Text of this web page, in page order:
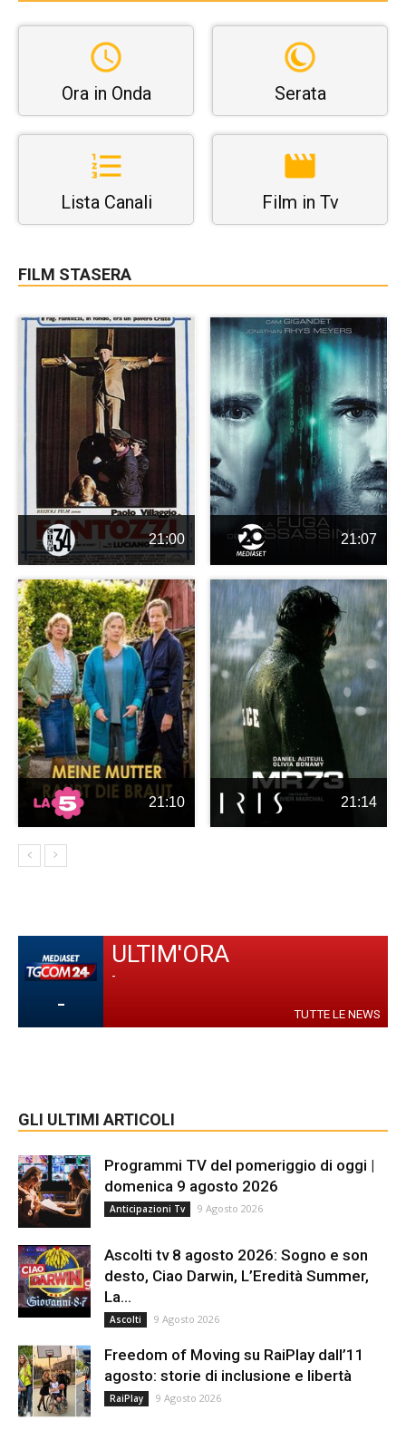
Ora in Onda Serata
Lista Canali Film in Tv
FILM STASERA
21:00 21:07
21:10 21:14
-
ULTIM'ORA
-
TUTTE LE NEWS
GLI ULTIMI ARTICOLI
Programmi TV del pomeriggio di oggi |
domenica 9 agosto 2026
Anticipazioni Tv 9 Agosto 2026
Ascolti tv 8 agosto 2026: Sogno e son
desto, Ciao Darwin, L’Eredità Summer,
La...
Ascolti 9 Agosto 2026
Freedom of Moving su RaiPlay dall’11
agosto: storie di inclusione e libertà
RaiPlay 9 Agosto 2026